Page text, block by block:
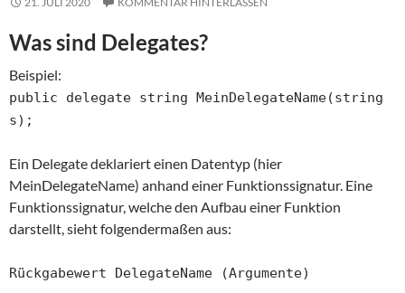
Was sind Delegates?
Beispiel:
public delegate string MeinDelegateName(string
s);
Ein Delegate deklariert einen Datentyp (hier
MeinDelegateName) anhand einer Funktionssignatur. Eine
Funktionssignatur, welche den Aufbau einer Funktion
darstellt, sieht folgendermaßen aus:
Rückgabewert DelegateName (Argumente)